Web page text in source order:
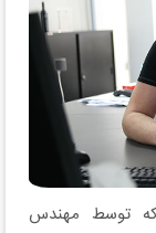
توسط مهندس